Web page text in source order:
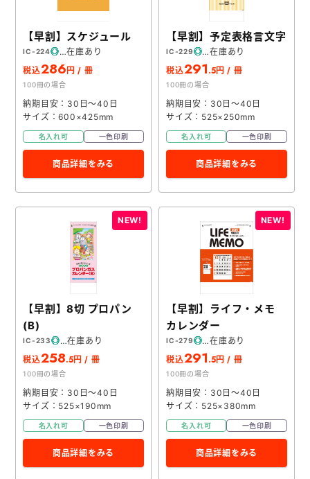
【早割】スケジュール
IC-224
在庫あり
税込286円 / 冊
100冊の場合
納期目安：30日～40日
サイズ：600×425mm
名入れ可 一色印刷
商品詳細をみる
【早割】予定表格言文字
IC-229
在庫あり
税込291.5円 / 冊
100冊の場合
納期目安：30日～40日
サイズ：525×250mm
名入れ可 一色印刷
商品詳細をみる
【早割】8切 プロパン
(B)
IC-233
在庫あり
税込258.5円 / 冊
100冊の場合
納期目安：30日～40日
サイズ：525×190mm
名入れ可 一色印刷
商品詳細をみる
【早割】ライフ・メモ
カレンダー
IC-279
在庫あり
税込291.5円 / 冊
100冊の場合
納期目安：30日～40日
サイズ：525×380mm
名入れ可 一色印刷
商品詳細をみる